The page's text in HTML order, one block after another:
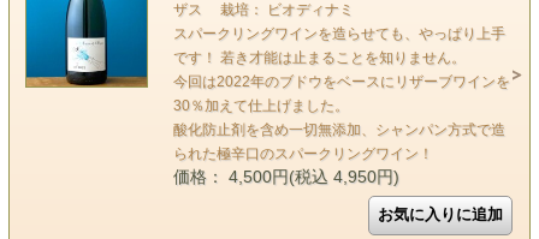
ザス 栽培： ビオディナミ
スパークリングワインを造らせても、やっぱり上手
です！ 若き才能は止まることを知りません。
今回は2022年のブドウをベースにリザーブワインを
30％加えて仕上げました。
酸化防止剤を含め一切無添加、シャンパン方式で造
られた極辛口のスパークリングワイン！
価格： 4,500円(税込 4,950円)